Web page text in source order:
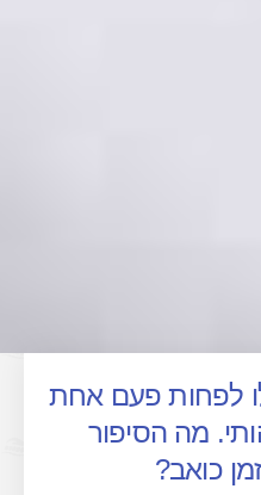
לפחות פעם אחת
מה הסיפור
כואב?